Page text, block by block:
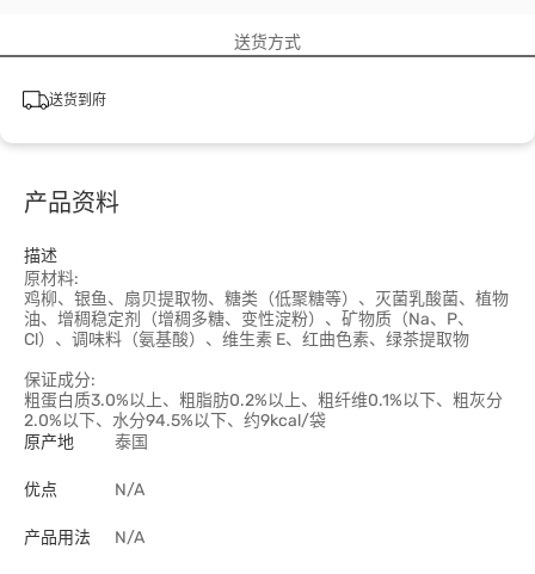
送货方式
送货到府
产品资料
描述
原材料:
鸡柳、银鱼、扇贝提取物、糖类（低聚糖等）、灭菌乳酸菌、植物
油、增稠稳定剂（增稠多糖、变性淀粉）、矿物质（Na、P、
Cl）、调味料（氨基酸）、维生素 E、红曲色素、绿茶提取物
保证成分:
粗蛋白质3.0%以上、粗脂肪0.2%以上、粗纤维0.1%以下、粗灰分
2.0%以下、水分94.5%以下、约9kcal/袋
原产地
泰国
优点 N/A
产品用法 N/A